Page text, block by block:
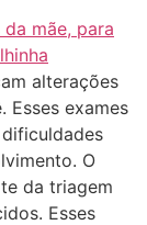
alterações
Esses exames
O
da triagem
Esses